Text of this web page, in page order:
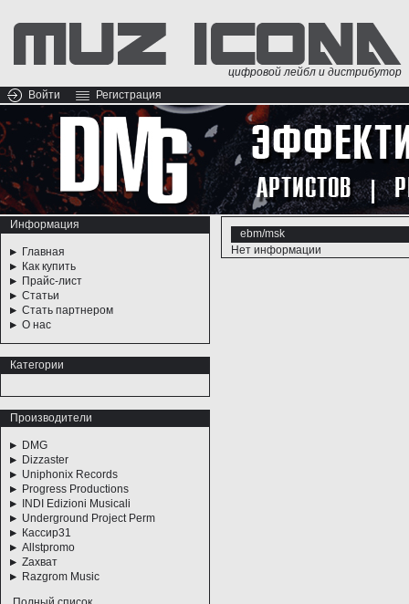
цифровой лейбл и дистрибутор
Войти
Регистрация
Информация
Главная
Как купить
Прайс-лист
Статьи
Стать партнером
О нас
Категории
Производители
DMG
Dizzaster
Uniphonix Records
Progress Productions
INDI Edizioni Musicali
Underground Project Perm
Кассир31
Allstpromo
Zахват
Razgrom Music
ebm/msk
Нет информации